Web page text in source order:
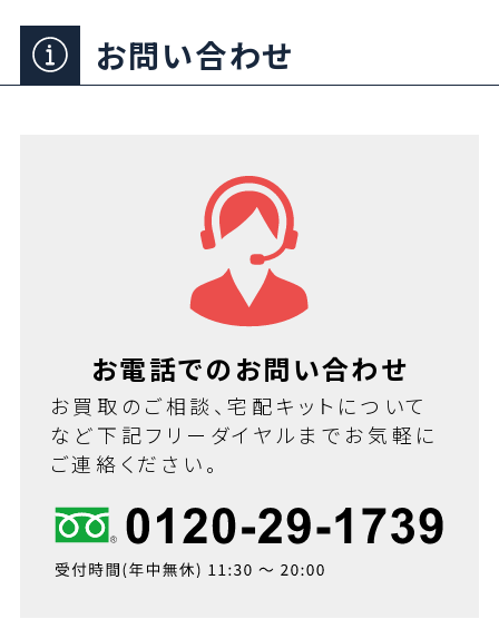
お問い合わせ
お電話でのお問い合わせ
お買取のご相談、宅配キットについて
など下記フリーダイヤルまでお気軽に
ご連絡ください。